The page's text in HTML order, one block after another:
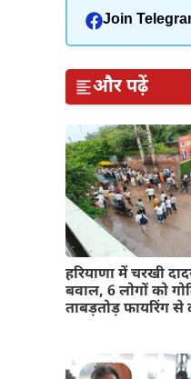
Join
और पढ़ें
हरियाणा में चरखी
बवाल, 6 लोगों को
ताबड़तोड़ फायरिंग से